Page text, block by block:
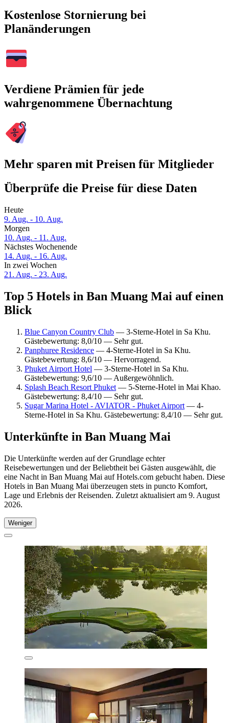
Kostenlose Stornierung bei
Planänderungen
Verdiene Prämien für jede
wahrgenommene Übernachtung
Mehr sparen mit Preisen für Mitglieder
Überprüfe die Preise für diese Daten
Heute
9. Aug. - 10. Aug.
Morgen
10. Aug. - 11. Aug.
Nächstes Wochenende
14. Aug. - 16. Aug.
In zwei Wochen
21. Aug. - 23. Aug.
Top 5 Hotels in Ban Muang Mai auf einen
Blick
Blue Canyon Country Club — 3-Sterne-Hotel in Sa Khu.
Gästebewertung: 8,0/10 — Sehr gut.
Panphuree Residence — 4-Sterne-Hotel in Sa Khu.
Gästebewertung: 8,6/10 — Hervorragend.
Phuket Airport Hotel — 3-Sterne-Hotel in Sa Khu.
Gästebewertung: 9,6/10 — Außergewöhnlich.
Splash Beach Resort Phuket — 5-Sterne-Hotel in Mai Khao.
Gästebewertung: 8,4/10 — Sehr gut.
Sugar Marina Hotel - AVIATOR - Phuket Airport — 4-
Sterne-Hotel in Sa Khu. Gästebewertung: 8,4/10 — Sehr gut.
Unterkünfte in Ban Muang Mai
Die Unterkünfte werden auf der Grundlage echter
Reisebewertungen und der Beliebtheit bei Gästen ausgewählt, die
eine Nacht in Ban Muang Mai auf Hotels.com gebucht haben. Diese
Hotels in Ban Muang Mai überzeugen stets in puncto Komfort,
Lage und Erlebnis der Reisenden. Zuletzt aktualisiert am 9. August
2026.
Weniger